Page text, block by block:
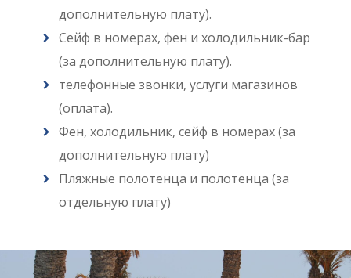
дополнительную плату).
Сейф в номерах, фен и холодильник-бар
(за дополнительную плату).
телефонные звонки, услуги магазинов
(оплата).
Фен, холодильник, сейф в номерах (за
дополнительную плату)
Пляжные полотенца и полотенца (за
отдельную плату)